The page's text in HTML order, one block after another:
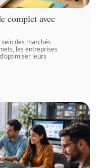
complet avec
des marchés
les entreprises
leurs